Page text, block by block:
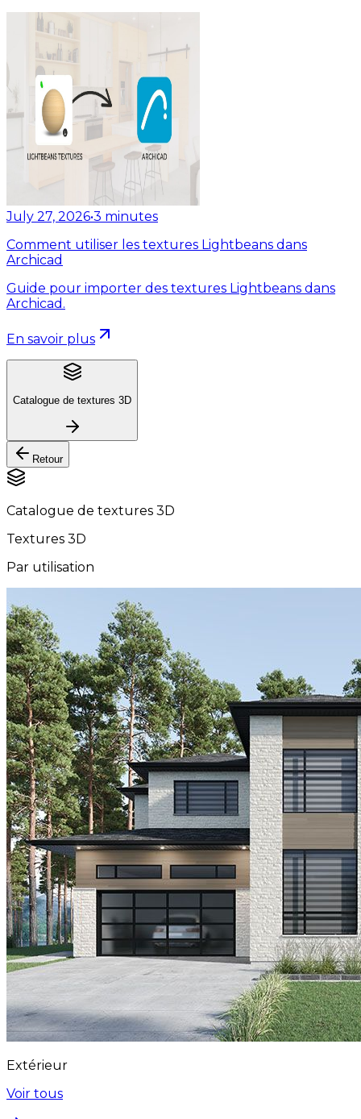
July 27, 2026•3 minutes
Comment utiliser les textures Lightbeans dans
Archicad
Guide pour importer des textures Lightbeans dans
Archicad.
En savoir plus
Catalogue de textures 3D
Retour
Catalogue de textures 3D
Textures 3D
Par utilisation
Extérieur
Voir tous